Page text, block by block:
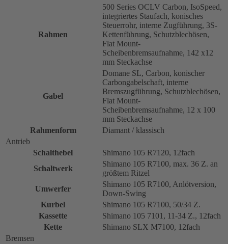
Rahmen
500 Series OCLV Carbon, IsoSpeed,
integriertes Staufach, konisches
Steuerrohr, interne Zugführung, 3S-
Kettenführung, Schutzblechösen,
Flat Mount-
Scheibenbremsaufnahme, 142 x12
mm Steckachse
Gabel
Domane SL, Carbon, konischer
Carbongabelschaft, interne
Bremszugführung, Schutzblechösen,
Flat Mount-
Scheibenbremsaufnahme, 12 x 100
mm Steckachse
Rahmenform
Diamant / klassisch
Antrieb
Schalthebel
Shimano 105 R7120, 12fach
Schaltwerk
Shimano 105 R7100, max. 36 Z. an
größtem Ritzel
Umwerfer
Shimano 105 R7100, Anlötversion,
Down-Swing
Kurbel
Shimano 105 R7100, 50/34 Z.
Kassette
Shimano 105 7101, 11-34 Z., 12fach
Kette
Shimano SLX M7100, 12fach
Bremsen